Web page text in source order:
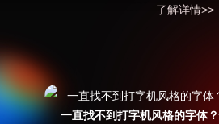
了解详情>>
一直找不到打字机风格的字体